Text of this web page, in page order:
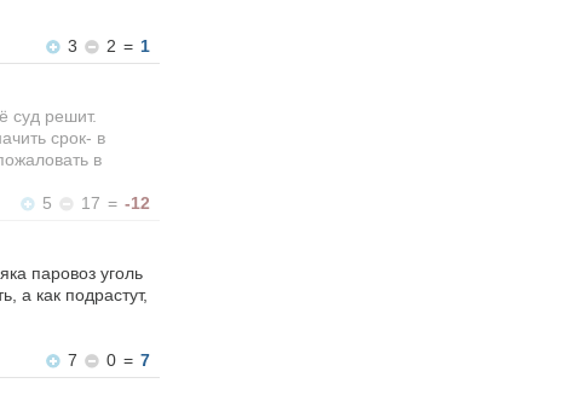
3
2 = 1
суд решит.
срок- в
в
5
17 = -12
паровоз уголь
а как подрастут,
7
0 = 7